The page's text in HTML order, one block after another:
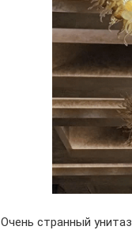
Очень странный унитаз